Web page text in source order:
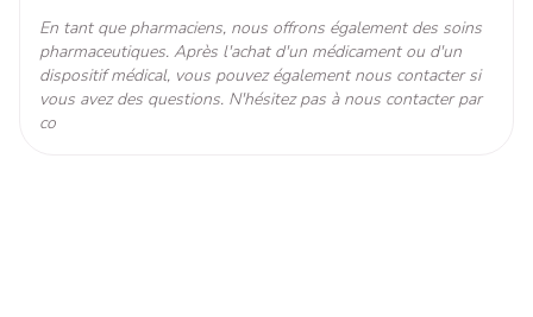
En tant que pharmaciens, nous offrons également des soins
pharmaceutiques. Après l'achat d'un médicament ou d'un
dispositif médical, vous pouvez également nous contacter si
vous avez des questions. N'hésitez pas à nous contacter par
co